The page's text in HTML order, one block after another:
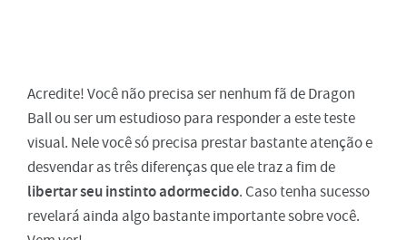
Acredite! Você não precisa ser nenhum fã de Dragon
Ball ou ser um estudioso para responder a este teste
visual. Nele você só precisa prestar bastante atenção e
desvendar as três diferenças que ele traz a fim de
libertar seu instinto adormecido. Caso tenha sucesso
revelará ainda algo bastante importante sobre você.